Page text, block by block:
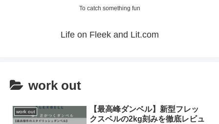
To catch something fun
Life on Fleek and Lit.com
work out
work out
【最高峰ダンベル】新型フレッ
クスベルの2kg刻みを徹底レビュ